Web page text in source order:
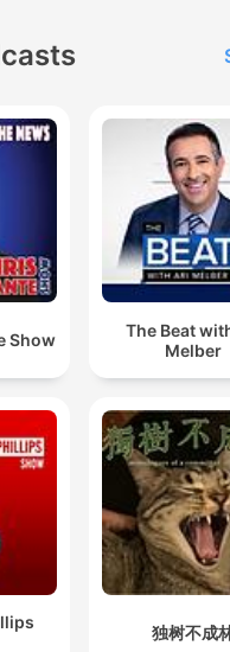
定時推出各領域
不要錯過
Show
The Beat
Melber
独树不成